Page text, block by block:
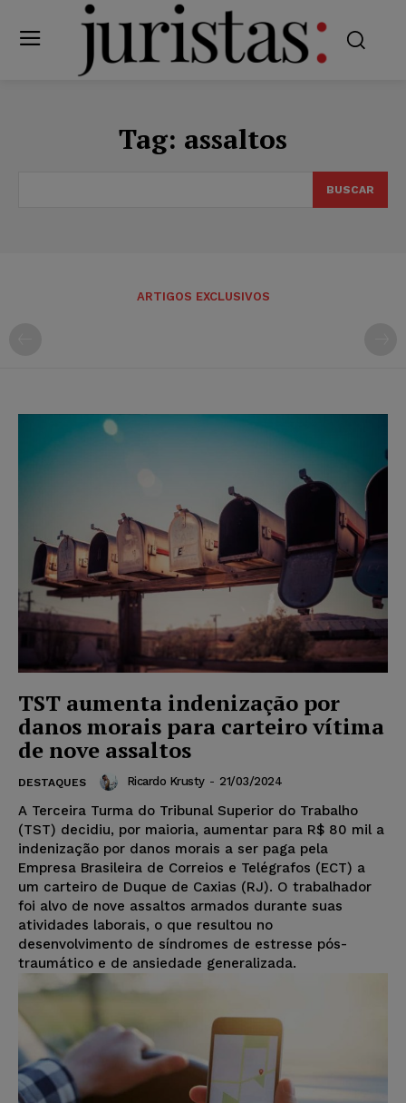
Tag: assaltos
BUSCAR
ARTIGOS EXCLUSIVOS
TST aumenta indenização por
danos morais para carteiro vítima
de nove assaltos
DESTAQUES Ricardo Krusty - 21/03/2024
A Terceira Turma do Tribunal Superior do Trabalho
(TST) decidiu, por maioria, aumentar para R$ 80 mil a
indenização por danos morais a ser paga pela
Empresa Brasileira de Correios e Telégrafos (ECT) a
um carteiro de Duque de Caxias (RJ). O trabalhador
foi alvo de nove assaltos armados durante suas
atividades laborais, o que resultou no
desenvolvimento de síndromes de estresse pós-
traumático e de ansiedade generalizada.